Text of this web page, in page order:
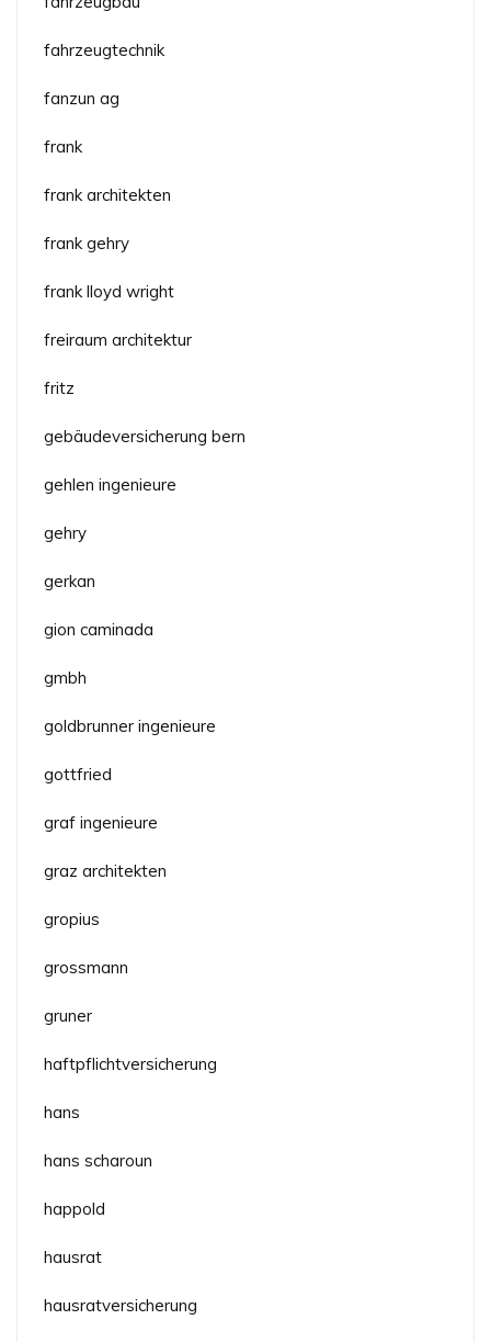
fahrzeugtechnik
fanzun ag
frank
frank architekten
frank gehry
frank lloyd wright
freiraum architektur
fritz
gebäudeversicherung bern
gehlen ingenieure
gehry
gerkan
gion caminada
gmbh
goldbrunner ingenieure
gottfried
graf ingenieure
graz architekten
gropius
grossmann
gruner
haftpflichtversicherung
hans
hans scharoun
happold
hausrat
hausratversicherung